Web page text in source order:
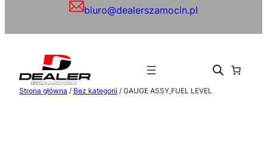
biuro@dealerszamocin.pl
Strona główna / Bez kategorii / GAUGE ASSY,FUEL LEVEL